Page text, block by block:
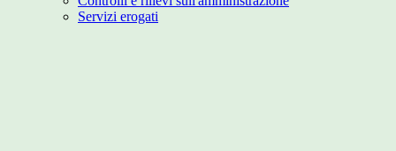
Servizi erogati